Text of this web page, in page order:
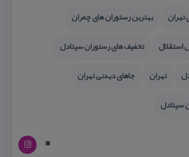
تهران
بهترین رستوران های چمران
استقلال
تخفیف های رستوران سیتادل
تهران
جاهای دیدنی تهران
سیتادل